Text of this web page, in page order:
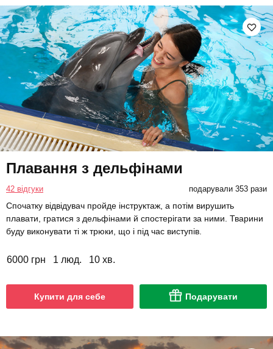
Плавання з дельфінами
42 відгуки подарували 353 рази
Спочатку відвідувач пройде інструктаж, а потім вирушить
плавати, гратися з дельфінами й спостерігати за ними. Тварини
буду виконувати ті ж трюки, що і під час виступів.
6000 грн 1 люд. 10 хв.
Купити для себе Подарувати